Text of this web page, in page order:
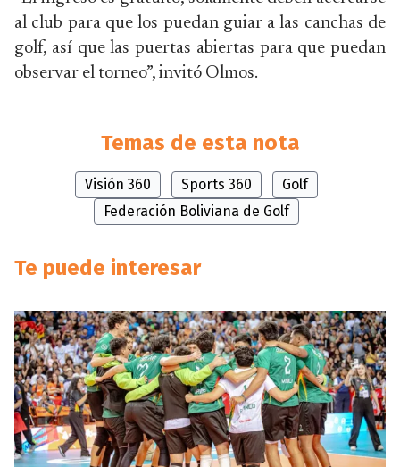
al club para que los puedan guiar a las canchas de
golf, así que las puertas abiertas para que puedan
observar el torneo”, invitó Olmos.
Temas de esta nota
Visión 360 Sports 360
Golf
Federación Boliviana de Golf
Te puede interesar